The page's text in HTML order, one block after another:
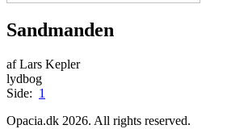
Sandmanden
af Lars Kepler
lydbog
Side: 1
Opacia.dk 2026. All rights reserved.